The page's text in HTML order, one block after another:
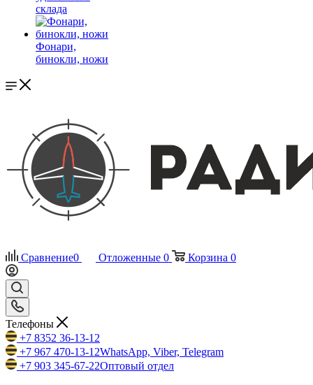
склада
Фонари,
бинокли, ножи
Сравнение0 Отложенные 0 Корзина 0
Телефоны
+7 8352 36-13-12
+7 967 470-13-12WhatsApp, Viber, Telegram
+7 903 345-67-22Оптовый отдел